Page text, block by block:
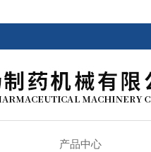
产品中心